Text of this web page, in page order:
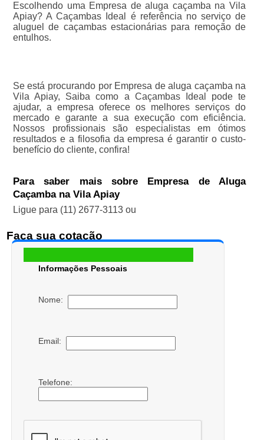
Escolhendo uma Empresa de aluga caçamba na Vila
Apiay? A Caçambas Ideal é referência no serviço de
aluguel de caçambas estacionárias para remoção de
entulhos.
Se está procurando por Empresa de aluga caçamba na
Vila Apiay, Saiba como a Caçambas Ideal pode te
ajudar, a empresa oferece os melhores serviços do
mercado e garante a sua execução com eficiência.
Nossos profissionais são especialistas em ótimos
resultados e a filosofia da empresa é garantir o custo-
benefício do cliente, confira!
Para saber mais sobre Empresa de Aluga
Caçamba na Vila Apiay
Ligue para (11) 2677-3113ou
Faça sua cotação
Informações Pessoais
Nome:
Email:
Telefone: